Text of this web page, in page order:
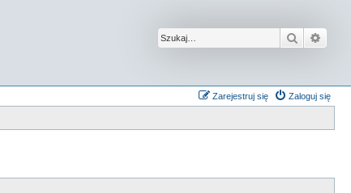
Szukaj
Zaloguj się
Zarejestruj się